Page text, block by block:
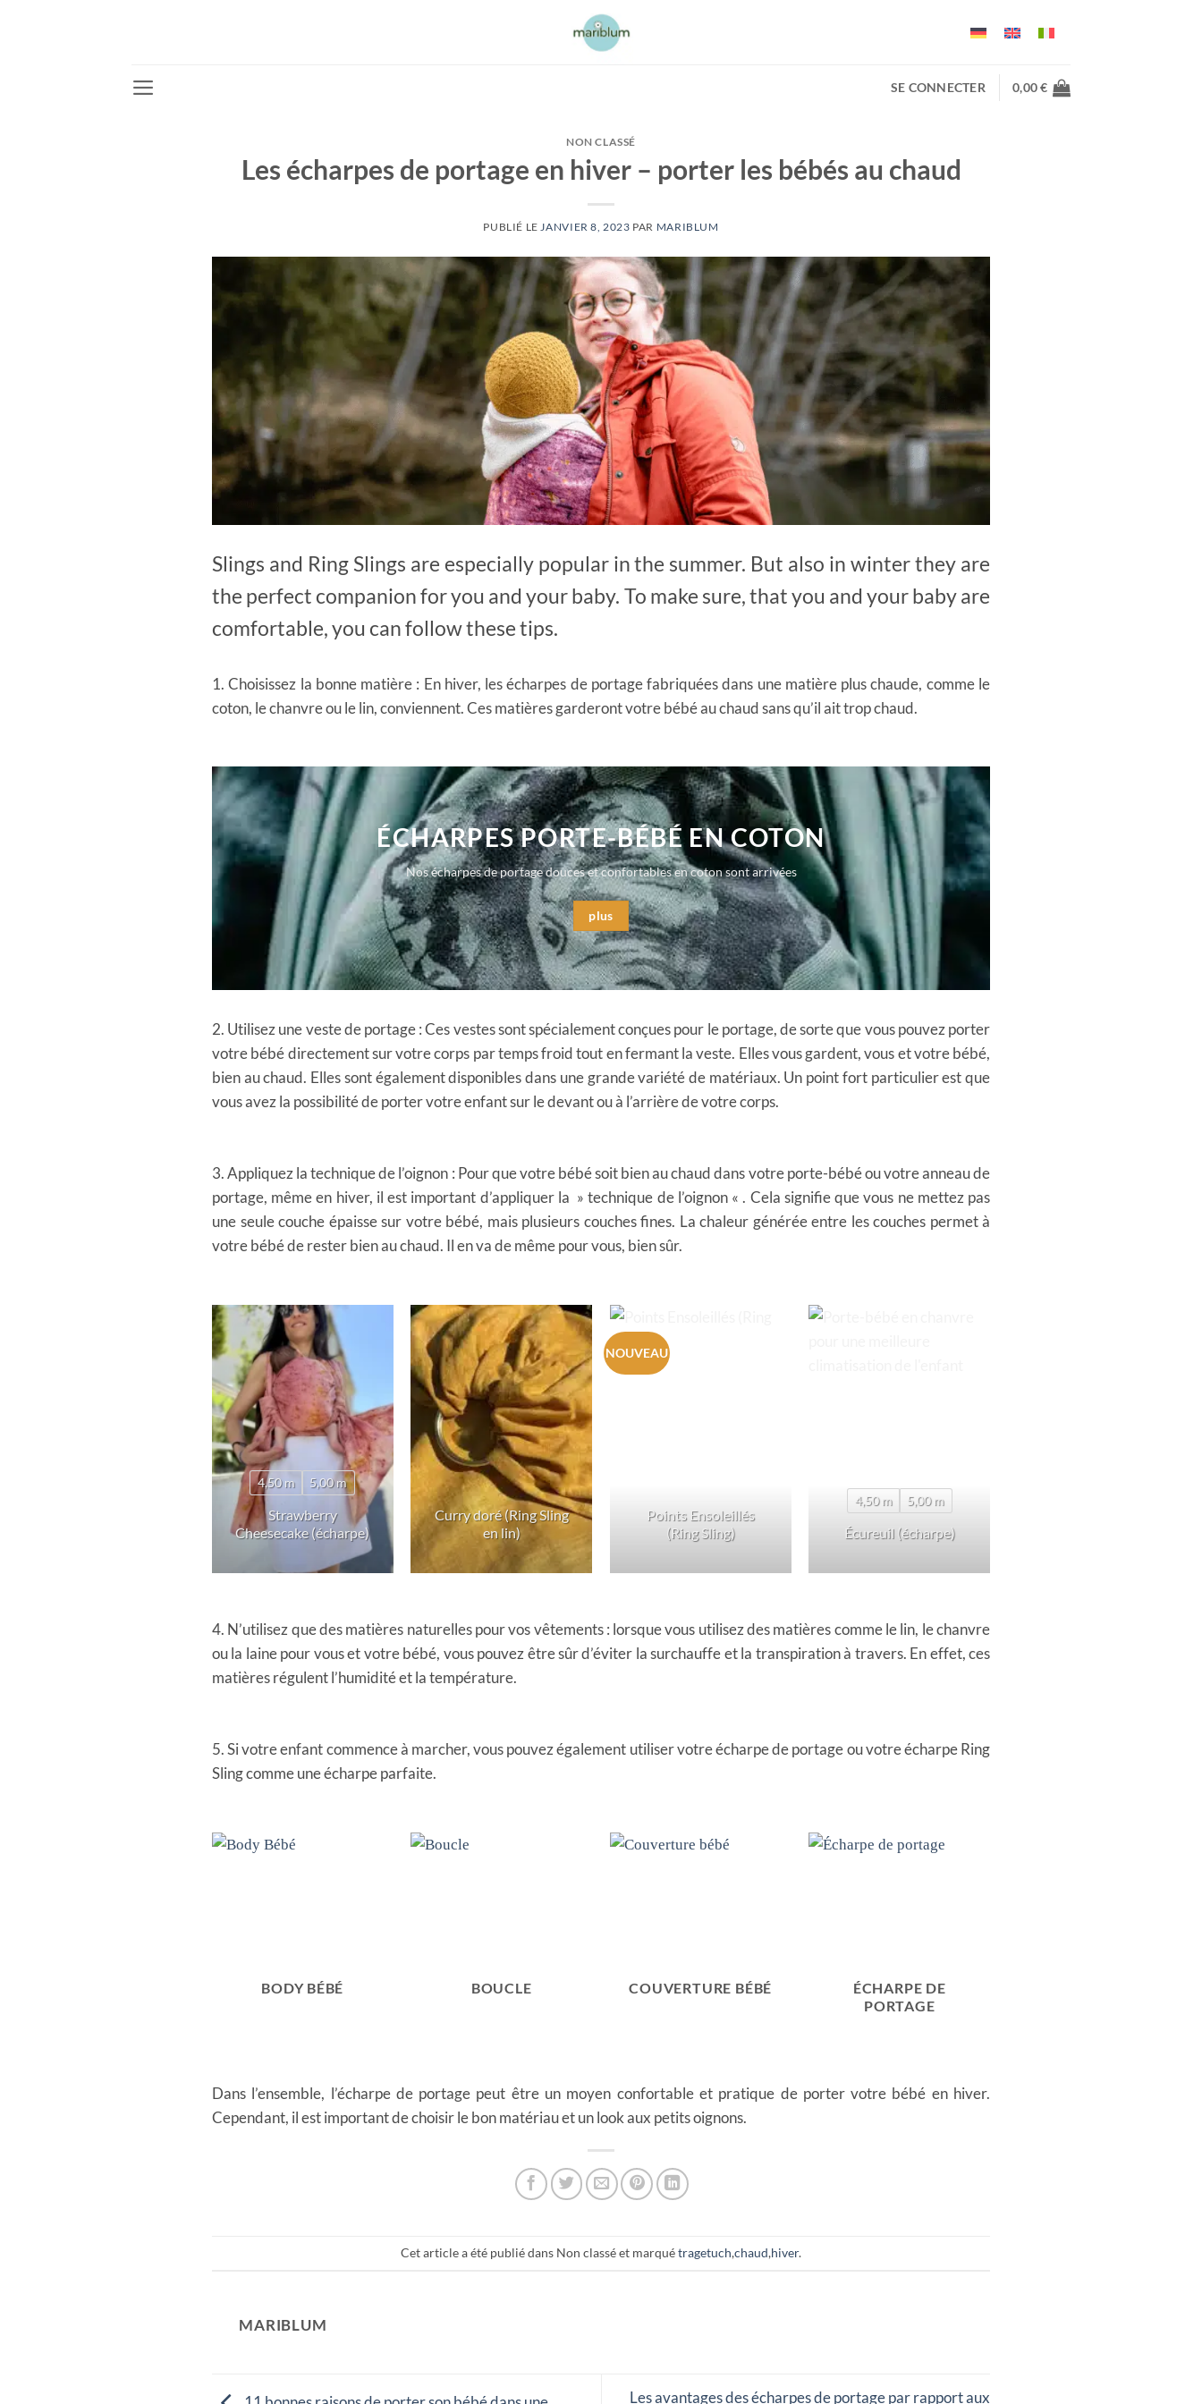
SE CONNECTER 0,00€
NON CLASSÉ
Les écharpes de portage en hiver – porter les bébés au chaud
PUBLIÉ LE JANVIER 8, 2023 PAR MARIBLUM
Slings and Ring Slings are especially popular in the summer. But also in winter they are
the perfect companion for you and your baby. To make sure, that you and your baby are
comfortable, you can follow these tips.
1. Choisissez la bonne matière : En hiver, les écharpes de portage fabriquées dans une matière plus chaude, comme le
coton, le chanvre ou le lin, conviennent. Ces matières garderont votre bébé au chaud sans qu’il ait trop chaud.
ÉCHARPES PORTE-BÉBÉ EN COTON
Nos écharpes de portage douces et confortables en coton sont arrivées
plus
2. Utilisez une veste de portage : Ces vestes sont spécialement conçues pour le portage, de sorte que vous pouvez porter
votre bébé directement sur votre corps par temps froid tout en fermant la veste. Elles vous gardent, vous et votre bébé,
bien au chaud. Elles sont également disponibles dans une grande variété de matériaux. Un point fort particulier est que
vous avez la possibilité de porter votre enfant sur le devant ou à l’arrière de votre corps.
3. Appliquez la technique de l’oignon : Pour que votre bébé soit bien au chaud dans votre porte-bébé ou votre anneau de
portage, même en hiver, il est important d’appliquer la » technique de l’oignon « . Cela signifie que vous ne mettez pas
une seule couche épaisse sur votre bébé, mais plusieurs couches fines. La chaleur générée entre les couches permet à
votre bébé de rester bien au chaud. Il en va de même pour vous, bien sûr.
4,50 m 5,00 m
Strawberry
Cheesecake (écharpe)
Curry doré (Ring Sling
en lin)
NOUVEAU
Points Ensoleillés
(Ring Sling)
4,50 m 5,00 m
Écureuil (écharpe)
4. N’utilisez que des matières naturelles pour vos vêtements : lorsque vous utilisez des matières comme le lin, le chanvre
ou la laine pour vous et votre bébé, vous pouvez être sûr d’éviter la surchauffe et la transpiration à travers. En effet, ces
matières régulent l’humidité et la température.
5. Si votre enfant commence à marcher, vous pouvez également utiliser votre écharpe de portage ou votre écharpe Ring
Sling comme une écharpe parfaite.
BODY BÉBÉ BOUCLE COUVERTURE BÉBÉ
ÉCHARPE DE
PORTAGE
Dans l’ensemble, l’écharpe de portage peut être un moyen confortable et pratique de porter votre bébé en hiver.
Cependant, il est important de choisir le bon matériau et un look aux petits oignons.
Cet article a été publié dans Non classé et marquétragetuch,chaud,hiver.
MARIBLUM
Les avantages des écharpes de portage par rapport aux